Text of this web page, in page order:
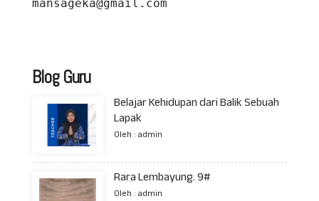
mansageka@gmail.com
Blog Guru
Belajar Kehidupan dari Balik Sebuah
Lapak
Oleh : admin
Rara Lembayung. 9#
Oleh : admin